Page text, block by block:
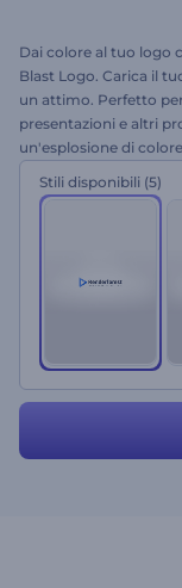
Dai colore al tuo logo
Blast Logo. Carica il
un attimo. Perfetto
presentazioni e altri
un'esplosione di
Stili disponibili (5)